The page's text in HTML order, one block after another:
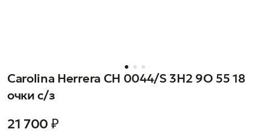
Carolina Herrera CH 0044/S 3H2 9O 55 18
очки с/з
21 700 ₽